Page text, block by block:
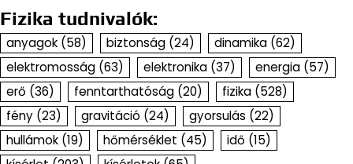
Fizika tudnivalók:
anyagok (58) biztonság (24) dinamika (62)
elektromosság (63) elektronika (37) energia (57)
erő (36) fenntarthatóság (20) fizika (528)
fény (23) gravitáció (24) gyorsulás (22)
hullámok (19) hőmérséklet (45) idő (15)